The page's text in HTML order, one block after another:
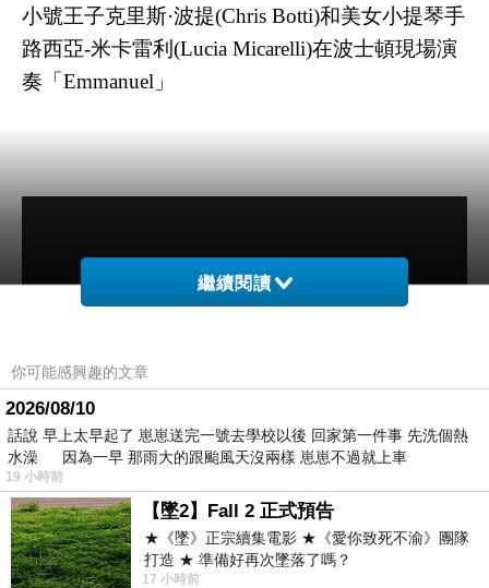
小號王子克里斯·波提(Chris Botti)和美女小提琴手
路西亞-米卡雷利(Lucia Micarelli)在波士頓現場演
奏「Emmanuel 」
繼續閱讀
你可能感興趣的文章
2026/08/10
話說 早上太早起了 崽崽送完一號去學校以後 回家第一件事 先洗個熱
水澡 因為一早 那雨大的跟颱風天沒兩樣 崽崽不過就上車
19 小時前
【墜2】Fall 2 正式預告
★《墜》正宗續集電影 ★《愛你致死不渝》團隊
打造 ★ 準備好再次墜落了嗎？
17 小時前